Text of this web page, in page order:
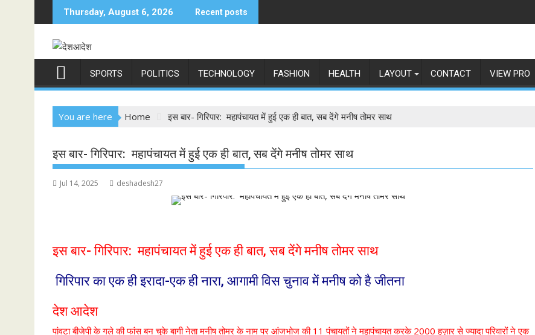
to
Thursday, August 6, 2026 Recent posts
SPORTS POLITICS TECHNOLOGY FASHION HEALTH LAYOUT CONTACT VIEW PRO
You are here Home इस बार- गिरिपार: महापंचायत में हुई एक ही बात, सब देंगे मनीष तोमर साथ
इस बार- गिरिपार: महापंचायत में हुई एक ही बात, सब देंगे मनीष तोमर साथ
Jul 14, 2025 deshadesh27
इस बार- गिरिपार: महापंचायत में हुई एक ही बात, सब देंगे मनीष तोमर साथ
गिरिपार का एक ही इरादा-एक ही नारा, आगामी विस चुनाव में मनीष को है जीतना
देश आदेश
पांवटा बीजेपी के गले की फांस बन चुके बागी नेता मनीष तोमर के नाम पर आंजभोज की 11 पंचायतों ने महापंचायत करके 2000 हज़ार से ज्यादा परिवारों ने एक